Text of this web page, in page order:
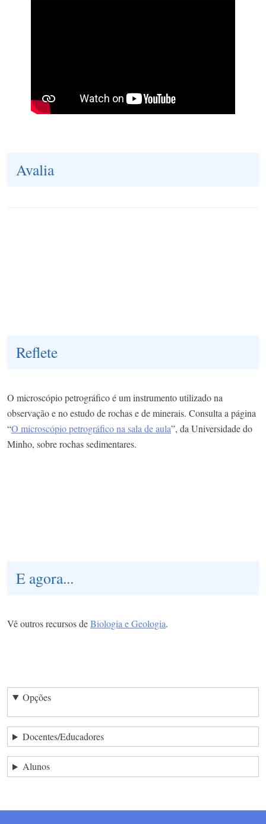
Avalia
Reflete
O microscópio petrográfico é um instrumento utilizado na
observação e no estudo de rochas e de minerais. Consulta a página
“O microscópio petrográfico na sala de aula”, da Universidade do
Minho, sobre rochas sedimentares.
E agora...
Vê outros recursos deBiologia e Geologia.
Opções
Docentes/Educadores
Alunos